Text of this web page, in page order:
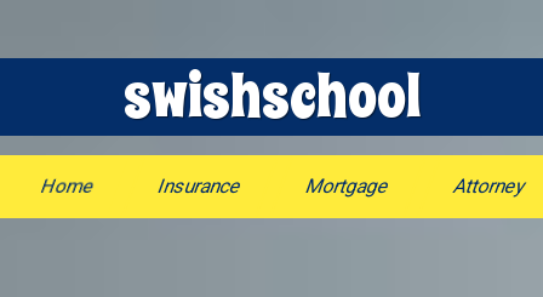
swishschool
Home Insurance Mortgage Attorney